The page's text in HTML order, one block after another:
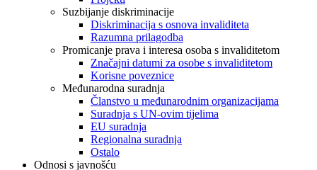
Suzbijanje diskriminacije
Diskriminacija s osnova invaliditeta
Razumna prilagodba
Promicanje prava i interesa osoba s invaliditetom
Značajni datumi za osobe s invaliditetom
Korisne poveznice
Međunarodna suradnja
Članstvo u međunarodnim organizacijama
Suradnja s UN-ovim tijelima
EU suradnja
Regionalna suradnja
Ostalo
Odnosi s javnošću